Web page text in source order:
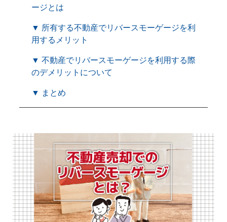
ージとは
▼ 所有する不動産でリバースモーゲージを利
用するメリット
▼ 不動産でリバースモーゲージを利用する際
のデメリットについて
▼ まとめ